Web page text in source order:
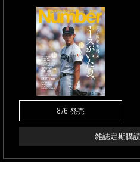
8/6 発売
雑誌定期購